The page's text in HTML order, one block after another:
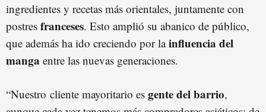
ingredientes y recetas más orientales, juntamente con
postres franceses. Esto amplió su abanico de público,
que además ha ido creciendo por lainfluencia del
manga entre las nuevas generaciones.
“Nuestro cliente mayoritario es gente del barrio,